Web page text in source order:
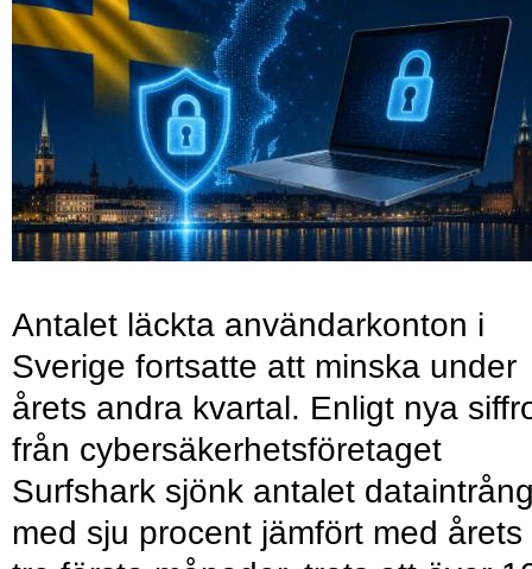
Antalet läckta användarkonton i
Sverige fortsatte att minska under
årets andra kvartal. Enligt nya
från cybersäkerhetsföretaget
Surfshark sjönk antalet
med sju procent jämfört med årets